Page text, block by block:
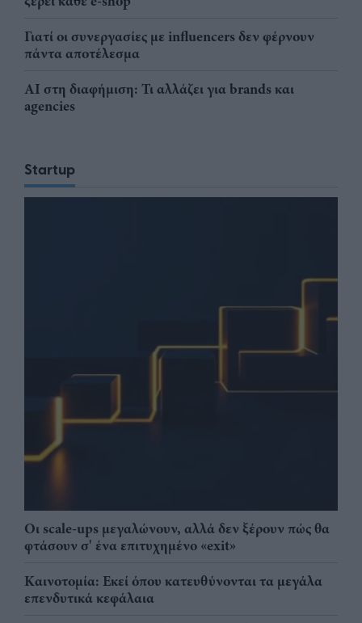
Γιατί οι συνεργασίες με influencers δεν φέρνουν
πάντα αποτέλεσμα
AI στη διαφήμιση: Τι αλλάζει για brands και
agencies
Startup
Οι scale-ups μεγαλώνουν, αλλά δεν ξέρουν πώς θα
φτάσουν σ' ένα επιτυχημένο «exit»
Καινοτομία: Εκεί όπου κατευθύνονται τα μεγάλα
επενδυτικά κεφάλαια